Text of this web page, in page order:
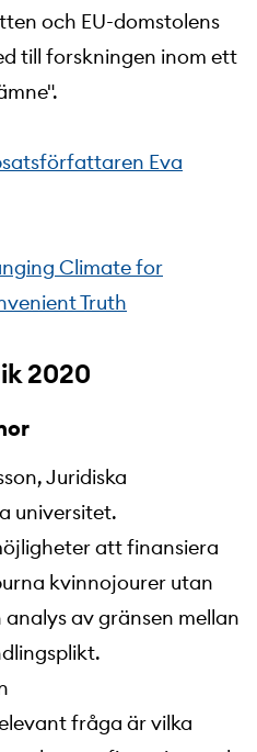
och EU-domstolens
till forskningen inom ett
Eva
Climate for
Truth
2020
Juridiska
universitet.
att finansiera
kvinnojourer utan
av gränsen mellan
fråga är vilka